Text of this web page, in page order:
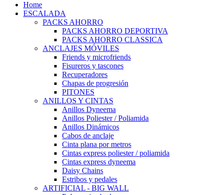
Home
ESCALADA
PACKS AHORRO
PACKS AHORRO DEPORTIVA
PACKS AHORRO CLASSICA
ANCLAJES MÓVILES
Friends y microfriends
Fisureros y tascones
Recuperadores
Chapas de progresión
PITONES
ANILLOS Y CINTAS
Anillos Dyneema
Anillos Poliester / Poliamida
Anillos Dinámicos
Cabos de anclaje
Cinta plana por metros
Cintas express poliester / poliamida
Cintas express dyneema
Daisy Chains
Estribos y pedales
ARTIFICIAL - BIG WALL